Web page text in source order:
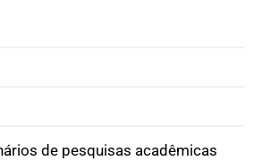
de pesquisas acadêmicas